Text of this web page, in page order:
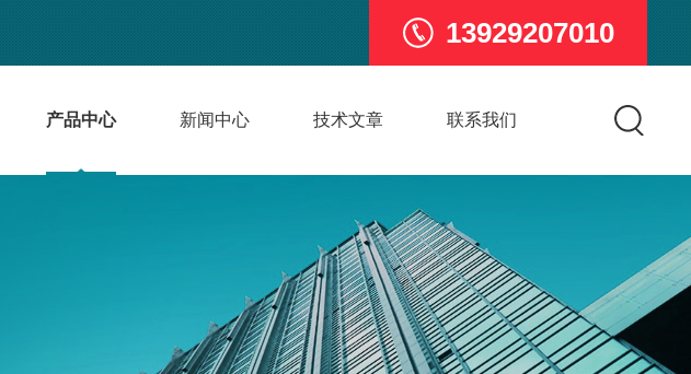
13929207010
产品中心 新闻中心 技术文章 联系我们